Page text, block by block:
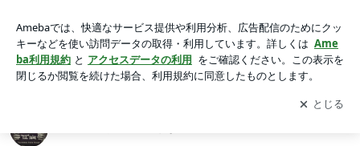
アプリをダウンロードして ブログの更新通知
を受け取りまし
ょう。
開く